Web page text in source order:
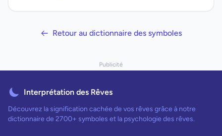
Retour au dictionnaire des symboles
Publicité
Interprétation des Rêves
Découvrez la signification cachée de vos rêves grâce à notre
dictionnaire de 2700+ symboles et la psychologie des rêves.